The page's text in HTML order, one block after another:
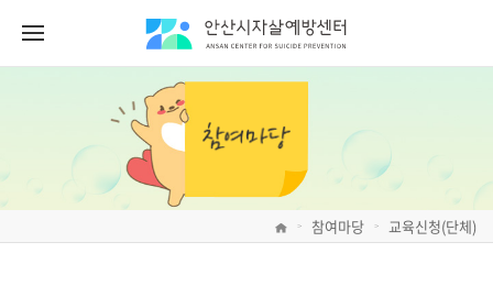
> 참여마당 > 교육신청(단체)